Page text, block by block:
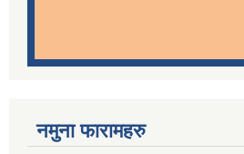
नमुना फारामहरु